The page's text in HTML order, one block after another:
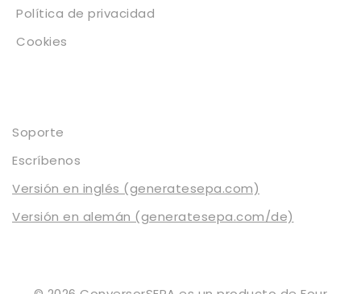
Política de privacidad
Cookies
Soporte
Escríbenos
Versión en inglés (generatesepa.com)
Versión en alemán (generatesepa.com/de)